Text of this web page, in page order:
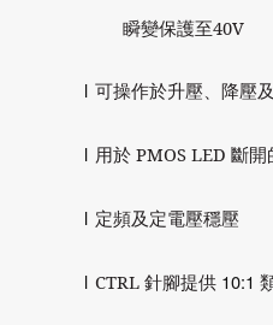
瞬變保護至40V
l 可操作於升壓、降壓
l 用於PMOS LED 斷開
l 定頻及定電壓穩壓
l CTRL 針腳提供10:1